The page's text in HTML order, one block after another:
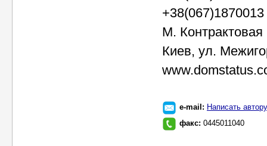
+38(067)1870013
М. Контрактовая
Киев, ул.
e-mail: Написать автору
факс: 0445011040